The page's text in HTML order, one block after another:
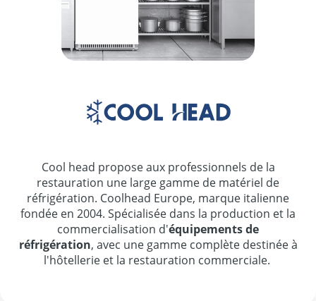
Cool head propose aux professionnels de la
restauration une large gamme de matériel de
réfrigération. Coolhead Europe, marque italienne
fondée en 2004. Spécialisée dans la production et la
commercialisation d'équipements de
réfrigération, avec une gamme complète destinée à
l'hôtellerie et la restauration commerciale.